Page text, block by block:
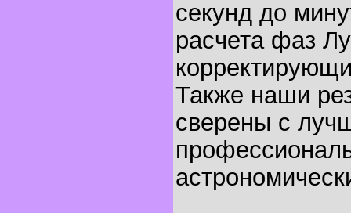
секунд до
расчета фаз
Также наши
сверены с